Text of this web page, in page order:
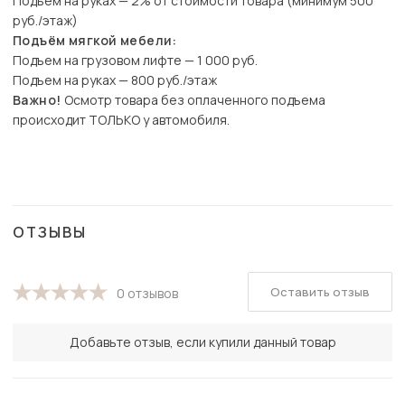
руб./этаж)
Подъём мягкой мебели:
Подъем на грузовом лифте — 1 000 руб.
Подъем на руках — 800 руб./этаж
Важно! Осмотр товара без оплаченного подъема
происходит ТОЛЬКО у автомобиля.
ОТЗЫВЫ
0 отзывов
Добавьте отзыв, если купили данный товар
Оставить отзыв